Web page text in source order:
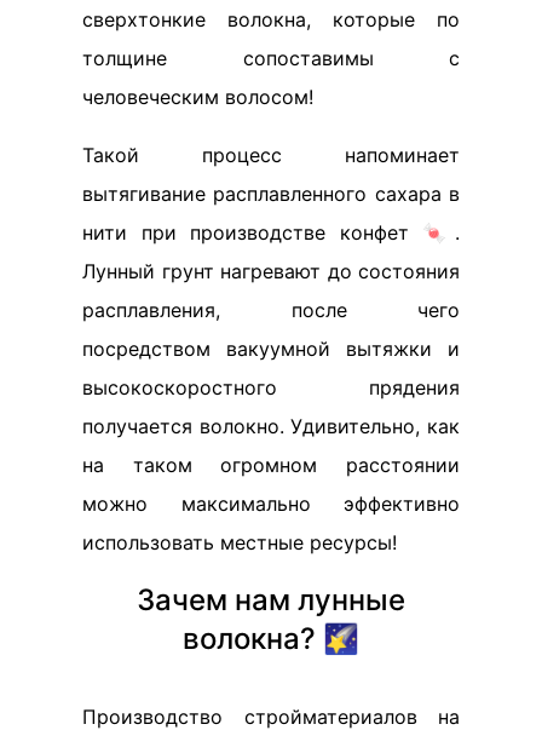
сверхтонкие волокна, которые по
толщине сопоставимы с
человеческим волосом!
Такой процесс напоминает
вытягивание расплавленного сахара в
нити при производстве конфет 🍬.
Лунный грунт нагревают до состояния
расплавления, после чего
посредством вакуумной вытяжки и
высокоскоростного прядения
получается волокно. Удивительно, как
на таком огромном расстоянии
можно максимально эффективно
использовать местные ресурсы!
Зачем нам лунные
волокна? 🌠
Производство стройматериалов на